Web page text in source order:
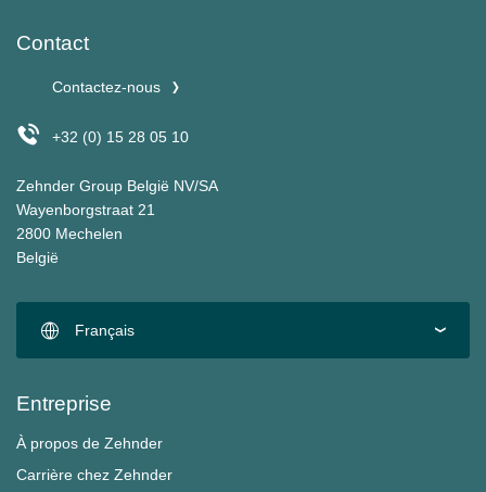
Contact
Contactez-nous
+32 (0) 15 28 05 10
Zehnder Group België NV/SA
Wayenborgstraat 21
2800 Mechelen
België
Français
Entreprise
À propos de Zehnder
Carrière chez Zehnder